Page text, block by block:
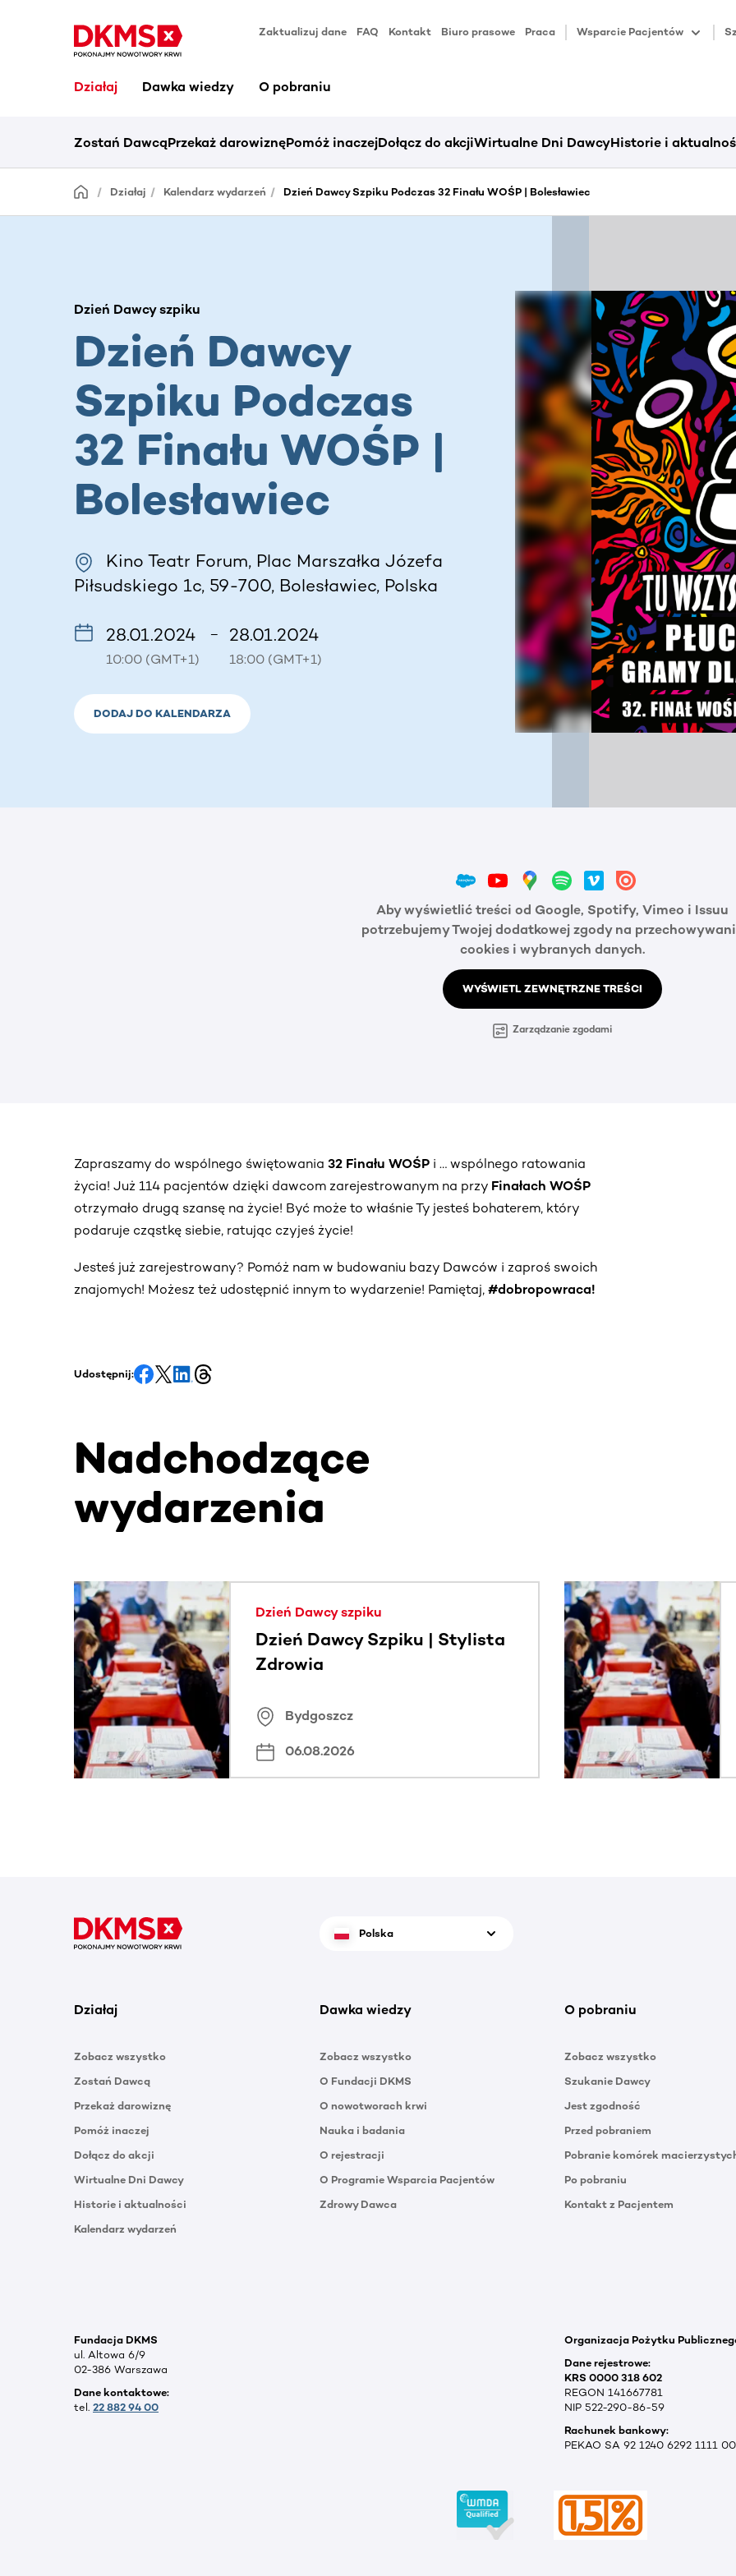
Zaktualizuj dane FAQ Kontakt Biuro prasowe Praca Wsparcie Pacjentów
Działaj Dawka wiedzy O pobraniu
Zostań DawcąPrzekaż darowiznęPomóż inaczejDołącz do akcjiWirtualne Dni DawcyHistorie i
Działaj Kalendarz wydarzeń Dzień Dawcy Szpiku Podczas 32 Finału WOŚP | Bolesławiec
Dzień Dawcy szpiku
Dzień Dawcy
Szpiku Podczas
32 Finału WOŚP |
Bolesławiec
Kino Teatr Forum, Plac Marszałka Józefa
Piłsudskiego 1c, 59-700, Bolesławiec, Polska
28.01.2024
10:00 (GMT+1)
– 28.01.2024
18:00 (GMT+1)
DODAJ DO KALENDARZA
Aby wyświetlić treści od Google, Spotify, Vimeo i Issuu
potrzebujemy Twojej dodatkowej zgody na
cookies i wybranych danych.
WYŚWIETL ZEWNĘTRZNE TREŚCI
Zarządzanie zgodami
Zapraszamy do wspólnego świętowania 32 Finału WOŚP i … wspólnego ratowania
życia! Już 114 pacjentów dzięki dawcom zarejestrowanym na przy Finałach WOŚP
otrzymało drugą szansę na życie! Być może to właśnie Ty jesteś bohaterem, który
podaruje cząstkę siebie, ratując czyjeś życie!
Jesteś już zarejestrowany? Pomóż nam w budowaniu bazy Dawców i zaproś swoich
znajomych! Możesz też udostępnić innym to wydarzenie! Pamiętaj, #dobropowraca!
Udostępnij:
Nadchodzące
wydarzenia
Ta sekcja zawiera treści przewijane w poziomie. Użyj klawisza Tab lub przesuń palcem, aby zobaczyć
Dzień Dawcy szpiku
Dzień Dawcy Szpiku | Stylista
Zdrowia
Bydgoszcz
06.08.2026
Polska
Działaj
Zobacz wszystko
Zostań Dawcą
Przekaż darowiznę
Pomóż inaczej
Dołącz do akcji
Wirtualne Dni Dawcy
Historie i aktualności
Kalendarz wydarzeń
Dawka wiedzy
Zobacz wszystko
O Fundacji DKMS
O nowotworach krwi
Nauka i badania
O rejestracji
O Programie Wsparcia Pacjentów
Zdrowy Dawca
O pobraniu
Zobacz wszystko
Szukanie Dawcy
Jest zgodność
Przed pobraniem
Pobranie komórek
Po pobraniu
Kontakt z Pacjentem
Fundacja DKMS
ul. Altowa 6/9
02-386 Warszawa
Dane kontaktowe:
tel. 22 882 94 00
Organizacja Pożytku
Dane rejestrowe:
KRS 0000 318 602
REGON 141667781
NIP 522-290-86-59
Rachunek bankowy:
PEKAO SA 92 1240 6292 1111